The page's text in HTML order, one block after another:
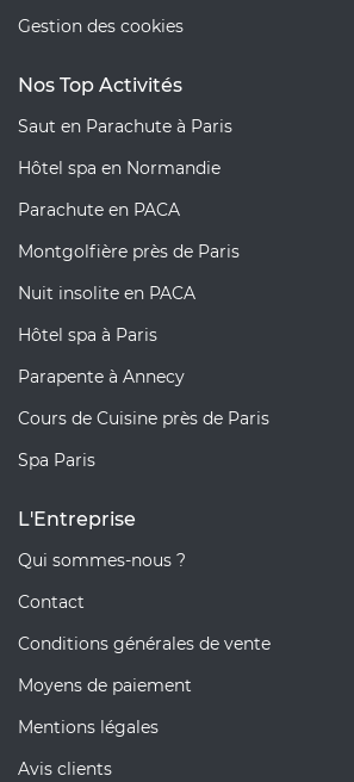
Gestion des cookies
Nos Top Activités
Saut en Parachute à Paris
Hôtel spa en Normandie
Parachute en PACA
Montgolfière près de Paris
Nuit insolite en PACA
Hôtel spa à Paris
Parapente à Annecy
Cours de Cuisine près de Paris
Spa Paris
L'Entreprise
Qui sommes-nous ?
Contact
Conditions générales de vente
Moyens de paiement
Mentions légales
Avis clients